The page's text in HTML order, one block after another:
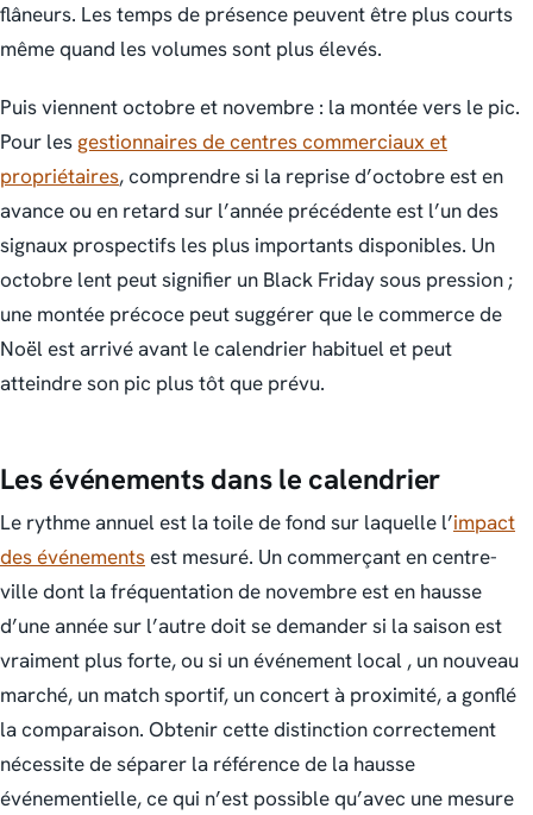
flâneurs. Les temps de présence peuvent être plus courts
même quand les volumes sont plus élevés.
Puis viennent octobre et novembre : la montée vers le pic.
Pour les gestionnaires de centres commerciaux et
propriétaires, comprendre si la reprise d’octobre est en
avance ou en retard sur l’année précédente est l’un des
signaux prospectifs les plus importants disponibles. Un
octobre lent peut signifier un Black Friday sous pression ;
une montée précoce peut suggérer que le commerce de
Noël est arrivé avant le calendrier habituel et peut
atteindre son pic plus tôt que prévu.
Les événements dans le calendrier
Le rythme annuel est la toile de fond sur laquelle l’impact
des événementsest mesuré. Un commerçant en centre-
ville dont la fréquentation de novembre est en hausse
d’une année sur l’autre doit se demander si la saison est
vraiment plus forte, ou si un événement local , un nouveau
marché, un match sportif, un concert à proximité, a gonflé
la comparaison. Obtenir cette distinction correctement
nécessite de séparer la référence de la hausse
événementielle, ce qui n’est possible qu’avec une mesure